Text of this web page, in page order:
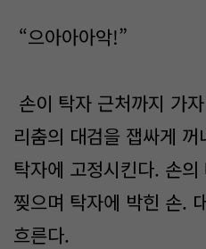
“으아아아악!”
손이 탁자 근처까지 가
리춤의 대검을 잽싸게
탁자에 고정시킨다. 손
찢으며 탁자에 박힌 손.
흐른다.